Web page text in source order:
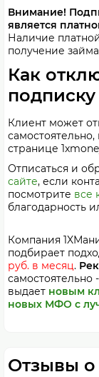
Внимание!
является
Наличие
получение
Как
подписку
Клиент может
странице
Отписаться и
сайте, если
посмотрите все
благодарность
Компания
подбирает
руб. в месяц.
выдает новым
новых МФО с
Отзывы о